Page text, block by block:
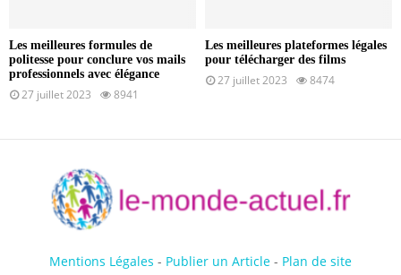
Les meilleures formules de
politesse pour conclure vos mails
professionnels avec élégance
27 juillet 2023 8941
Les meilleures plateformes légales
pour télécharger des films
27 juillet 2023 8474
Mentions Légales - Publier un Article - Plan de site